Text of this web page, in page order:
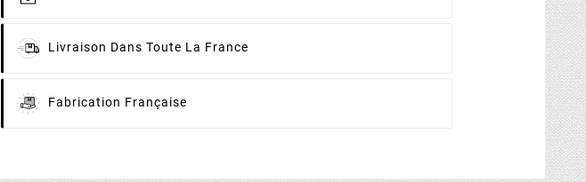
Livraison Dans Toute La France
Fabrication Française